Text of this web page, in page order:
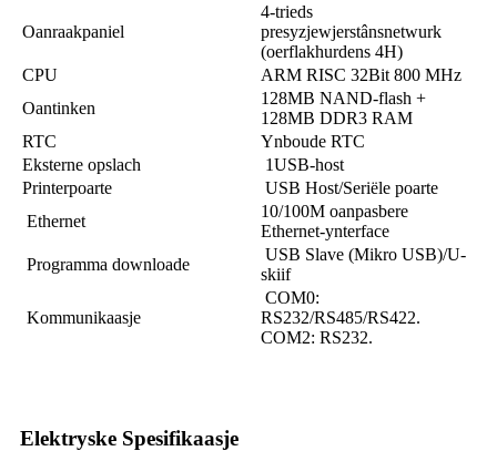
Oanraakpaniel
4-trieds
presyzjewjerstânsnetwurk
(oerflakhurdens 4H)
CPU
ARM RISC 32Bit 800 MHz
Oantinken
128MB NAND-flash +
128MB DDR3 RAM
RTC
Ynboude RTC
Eksterne opslach
1USB-host
Printerpoarte
USB Host/Seriële poarte
Ethernet
10/100M oanpasbere
Ethernet-ynterface
Programma downloade
USB Slave (Mikro USB)/U-
skiif
Kommunikaasje
COM0:
RS232/RS485/RS422.
COM2: RS232.
Elektryske Spesifikaasje